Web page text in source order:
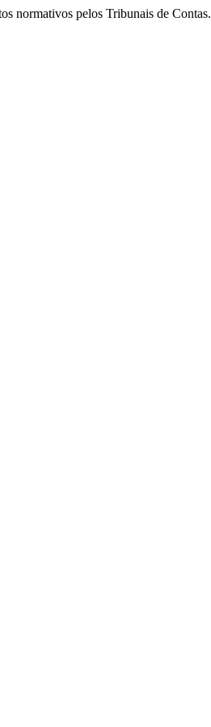
normativos pelos Tribunais de Contas.